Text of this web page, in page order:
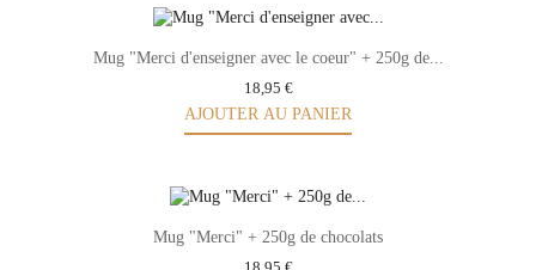
Mug "Merci d'enseigner avec le coeur" + 250g de...
18,95 €
AJOUTER AU PANIER
Mug "Merci" + 250g de chocolats